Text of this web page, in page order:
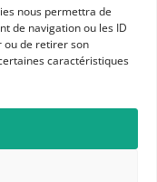
nous permettra de
de navigation ou les ID
ou de retirer son
caractéristiques
et géographie
02